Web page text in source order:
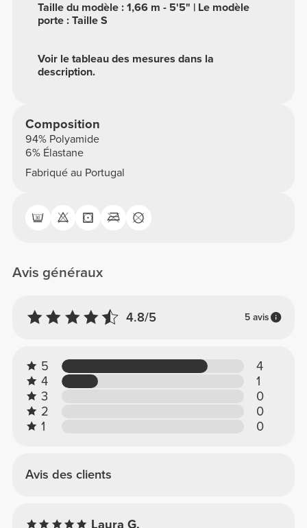
Voir le tableau des mesures dans la
description.
Taille du modèle : 1,66 m - 5'5" | Le modèle
porte : Taille S
Composition
94% Polyamide
6% Élastane
Fabriqué au Portugal
Avis généraux
4.8/5 5 avis
5
4
4
1
3
0
2
0
1
0
Avis des clients
Laura G.